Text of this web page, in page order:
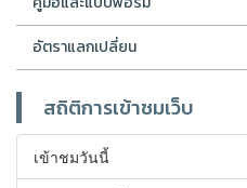
อัตราแลกเปลี่ยน
สถิติการเข้าชมเว็บ
เข้าชมวันนี้